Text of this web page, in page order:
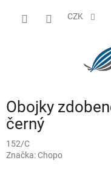
CZK
Obojky
černý
152/C
Značka:Chopo